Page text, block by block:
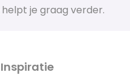
helpt je graag verder.
Inspiratie